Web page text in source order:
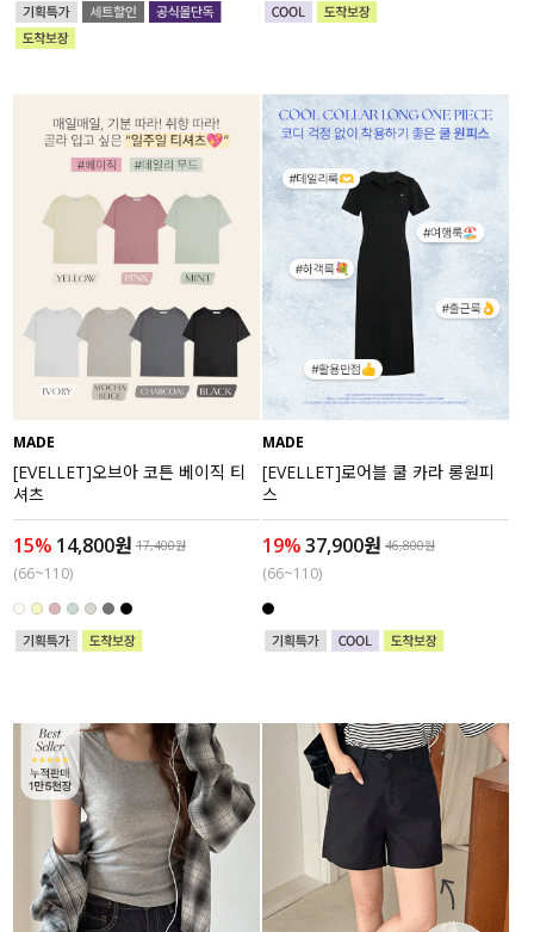
MADE
[EVELLET]오브아 코튼 베이직 티
셔츠
15% 14,800원 17,400원
(66~110)
MADE
[EVELLET]로어블 쿨 카라 롱원피
스
19%37,900원 46,800원
(66~110)